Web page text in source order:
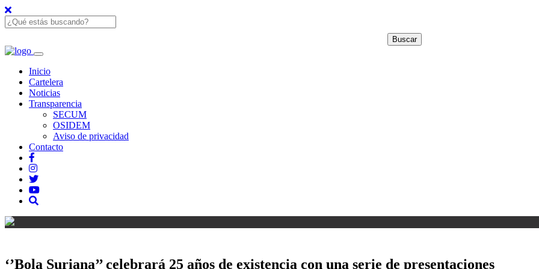
Inicio
Cartelera
Noticias
Transparencia
SECUM
OSIDEM
Aviso de privacidad
Contacto
‘’Bola Suriana’’ celebrará 25 años de existencia con una serie de presentaciones